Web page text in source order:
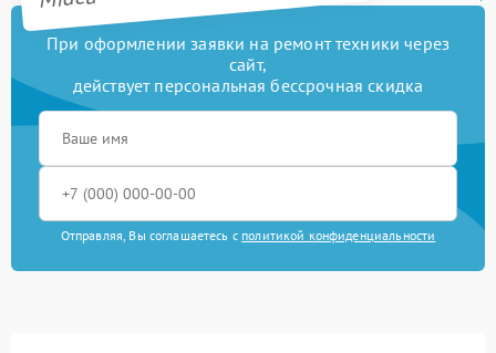
При оформлении заявки на ремонт техники через
сайт,
действует персональная бессрочная скидка
Отправляя, Вы соглашаетесь с политикой конфиденциальности